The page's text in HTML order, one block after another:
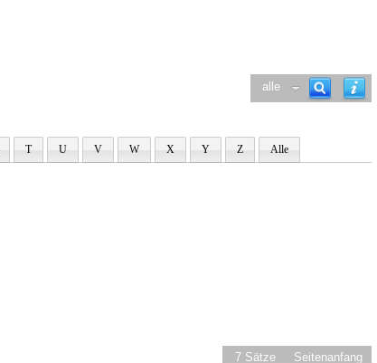
alle
T U V W X Y Z Alle
7 Sätze Seitenanfang